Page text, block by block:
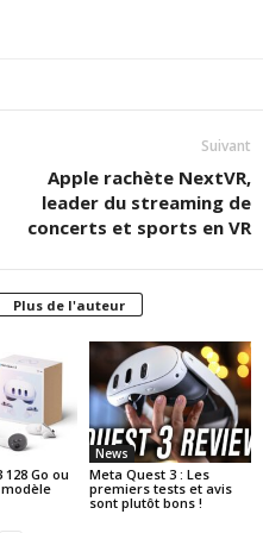
Suivant
Apple rachète NextVR,
leader du streaming de
concerts et sports en VR
Plus de l'auteur
Go ou
modèle
News
Meta Quest 3 : Les
premiers tests et avis
sont plutôt bons !